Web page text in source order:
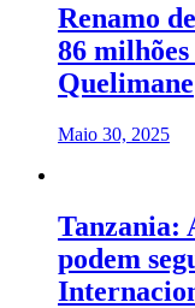
Renamo
86
Quelimane
Maio 30, 2025
Tanzania:
podem